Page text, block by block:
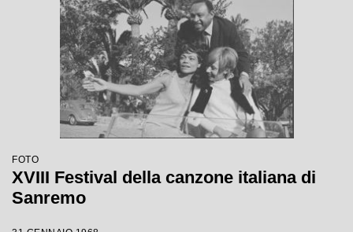
FOTO
XVIII Festival della canzone italiana di
Sanremo